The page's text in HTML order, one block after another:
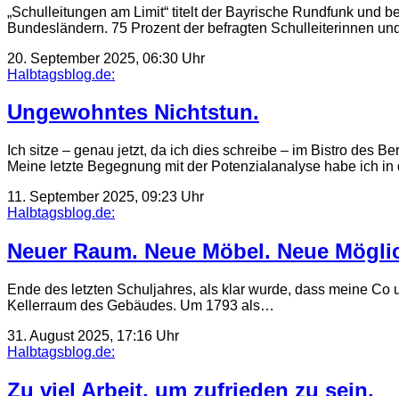
„Schulleitungen am Limit“ titelt der Bayrische Rundfunk und
Bundesländern. 75 Prozent der befragten Schulleiterinnen
20. September 2025, 06:30 Uhr
Halbtagsblog.de:
Ungewohntes Nichtstun.
Ich sitze – genau jetzt, da ich dies schreibe – im Bistro des
Meine letzte Begegnung mit der Potenzialanalyse habe ich
11. September 2025, 09:23 Uhr
Halbtagsblog.de:
Neuer Raum. Neue Möbel. Neue
Ende des letzten Schuljahres, als klar wurde, dass meine
Kellerraum des Gebäudes. Um 1793 als…
31. August 2025, 17:16 Uhr
Halbtagsblog.de:
Zu viel Arbeit, um zufrieden zu sein.